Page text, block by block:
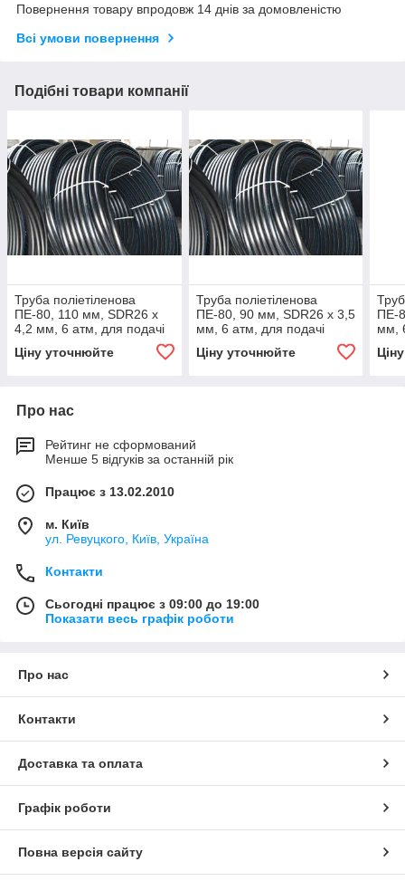
Повернення товару впродовж 14 днів за домовленістю
Всі умови повернення
Подібні товари компанії
Труба поліетіленова
ПЕ-80, 110 мм, SDR26 х
4,2 мм, 6 атм, для подачі
Ціну уточнюйте
Труба поліетіленова
ПЕ-80, 90 мм, SDR26 х 3,5
мм, 6 атм, для подачі
Ціну уточнюйте
ПЕ-
мм,
Про нас
Рейтинг не сформований
Менше 5 відгуків за останній рік
Працює з 13.02.2010
м. Київ
ул. Ревуцкого, Київ, Україна
Контакти
Сьогодні працює з 09:00 до 19:00
Показати весь графік роботи
Про нас
Контакти
Доставка та оплата
Графік роботи
Повна версія сайту